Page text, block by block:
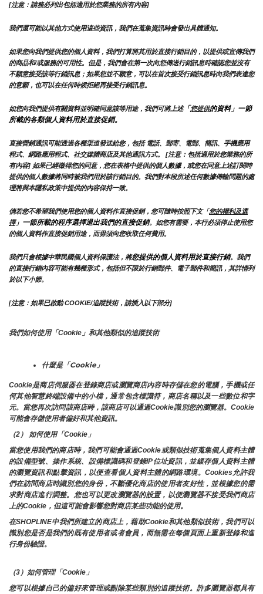
[注意：請務必列出包括適用於您業務的所有內容]
我們還可能以其他方式使用這些資訊，我們在蒐集資訊時會發出具體通知。
如果您向我們提供您的個人資料，我們打算將其用於直接行銷目的，以提供或宣傳我們
的商品和/或服務的可用性。但是，我們會在第一次向您傳送行銷訊息時確認您並沒有
不願意接受該等行銷訊息；如果您並不願意，可以在首次接受行銷訊息時向我們表達您
的意願，也可以在任何時候拒絕再接受行銷訊息。
如您向我們提供有關資料並明確同意該等用途，我們可將上述「您提供的資料」一節
所載的各類個人資料用於直接促銷。
直接營銷通訊可能透過各種渠道發送給您，包括 電話、郵寄、電郵、簡訊、手機應用
程式、網路應用程式、社交媒體商店及其他通訊方式。 [注意：包括適用於您業務的所
有內容] 如果已經徵得您的同意，您在表格中提供的個人數據，或您在同意上述訂閱時
提供的個人數據將同時被我們用於該行銷目的。我們對本段所述任何數據傳輸問題的處
理將與本隱私政策中提供的內容保持一致。
倘若您不希望我們使用您的個人資料作直接促銷，您可隨時按照下文「您的權利及選
擇」一節所載的程序選擇退出我們的直接促銷。如您有需要，本行必須停止使用您
的個人資料作直接促銷用途，而毋須向您收取任何費用。
我們只會根據中華民國個人資料保護法，將您提供的個人資料用於直接行銷。我們
的直接行銷內容可能有幾種形式，包括但不限於行銷郵件、電子郵件和簡訊，其詳情列
於以下小節。
[注意：如果已啟動 COOKIE/追蹤技術，請插入以下部分]
我們如何使用「Cookie」和其他類似的追蹤技術
什麼是「Cookie」
Cookie是商店伺服器在登錄商店或瀏覽商店內容時存儲在您的電腦，手機或任
何其他智慧終端設備中的小檔，通常包含標識符，商店名稱以及一些數位和字
元。當您再次訪問該商店時，該商店可以通過Cookie識別您的瀏覽器。Cookie
可能會存儲使用者偏好和其他資訊。
（2） 如何使用「Cookie」
當您使用我們的商店時，我們可能會通過Cookie或類似技術蒐集個人資料主體
的設備型號、操作系統、設備標識碼和登錄IP位址資訊，並緩存個人資料主體
的瀏覽資訊和點擊資訊，以便查看個人資料主體的網路環境。Cookies允許我
們在訪問商店時識別您的身份，不斷優化商店的使用者友好性，並根據您的需
求對商店進行調整。您也可以更改瀏覽器的設置，以便瀏覽器不接受我們商店
上的Cookie，但這可能會影響您對商店某些功能的使用。
在SHOPLINE中我們所建立的商店上，藉助Cookie和其他類似技術，我們可以
識別您是否是我們的既有使用者或者會員，而無需在每個頁面上重新登錄和進
行身份驗證。
（3）如何管理「Cookie」
您可以根據自己的偏好來管理或刪除某些類別的追蹤技術。許多瀏覽器都具有